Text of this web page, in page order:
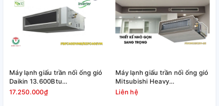
Máy lạnh giấu trần nối ống gió
Daikin 13.600Btu
FBFC40DVM9/RZFC40EVM
17.250.000₫
Máy lạnh giấu trần nối ống gió
Mitsubishi Heavy
FDUM125CSV-S5
Liên hệ